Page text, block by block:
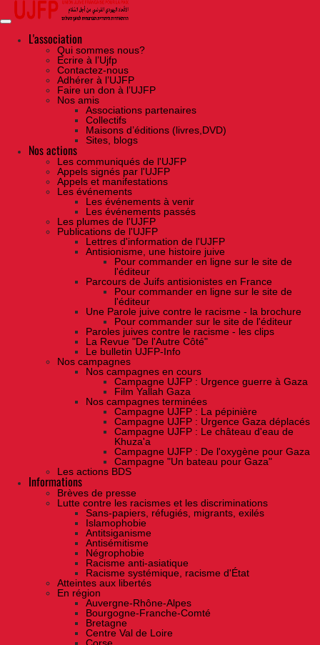
Skip
the
contentL'association
Qui sommes nous?
Ecrire à l’Ujfp
Contactez-nous
Adhérer à l’UJFP
Faire un don à l’UJFP
Nos amis
Associations partenaires
Collectifs
Maisons d’éditions (livres,DVD)
Sites, blogs
Nos actions
Les communiqués de l'UJFP
Appels signés par l'UJFP
Appels et manifestations
Les événements
Les événements à venir
Les événements passés
Les plumes de l'UJFP
Publications de l'UJFP
Lettres d'information de l'UJFP
Antisionisme, une histoire juive
Pour commander en ligne sur le site de
l'éditeur
Parcours de Juifs antisionistes en France
Pour commander en ligne sur le site de
l'éditeur
Une Parole juive contre le racisme - la brochure
Pour commander sur le site de l'éditeur
Paroles juives contre le racisme - les clips
La Revue "De l'Autre Côté"
Le bulletin UJFP-Info
Nos campagnes
Nos campagnes en cours
Campagne UJFP : Urgence guerre à Gaza
Film Yallah Gaza
Nos campagnes terminées
Campagne UJFP : La pépinière
Campagne UJFP : Urgence Gaza déplacés
Campagne UJFP : Le château d'eau de
Khuza'a
Campagne UJFP : De l'oxygène pour Gaza
Campagne "Un bateau pour Gaza"
Les actions BDS
Informations
Brèves de presse
Lutte contre les racismes et les discriminations
Sans-papiers, réfugiés, migrants, exilés
Islamophobie
Antitsiganisme
Antisémitisme
Négrophobie
Racisme anti-asiatique
Racisme systémique, racisme d'État
Atteintes aux libertés
En région
Auvergne-Rhône-Alpes
Bourgogne-Franche-Comté
Bretagne
Centre Val de Loire